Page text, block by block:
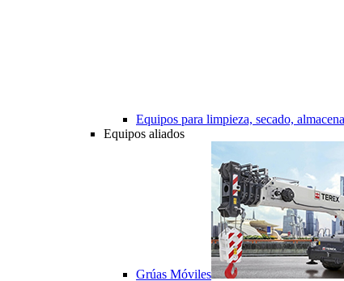
Equipos para limpieza, secado,
Equipos aliados
Grúas Móviles